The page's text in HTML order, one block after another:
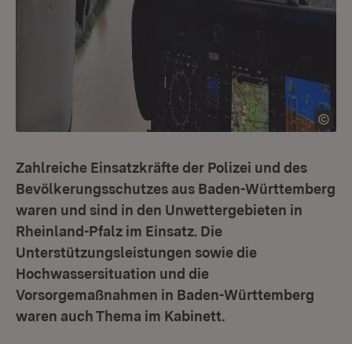
Zahlreiche Einsatzkräfte der Polizei und des
Bevölkerungsschutzes aus Baden-Württemberg
waren und sind in den Unwettergebieten in
Rheinland-Pfalz im Einsatz. Die
Unterstützungsleistungen sowie die
Hochwassersituation und die
Vorsorgemaßnahmen in Baden-Württemberg
waren auch Thema im Kabinett.